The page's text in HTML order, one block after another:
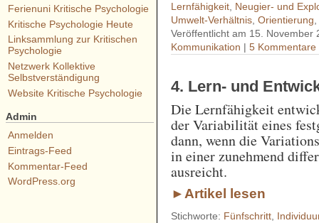
Lernfähigkeit Neugier- und
Umwelt-Verhältnis ,Orientierung
Veröffentlicht am 15. November
Kommunikation |5 Kommentare
4. Lern- und
Die Lernfähigkeit
der Variabilität eines
dann, wenn die
in einer zunehmend
ausreicht.
►Artikel lesen
Stichworte: Fünfschritt,
Ferienuni Kritische Psychologie
Kritische Psychologie Heute
Linksammlung zur Kritischen
Psychologie
Netzwerk Kollektive
Selbstverständigung
Website Kritische Psychologie
Admin
Anmelden
Eintrags-Feed
Kommentar-Feed
WordPress.org